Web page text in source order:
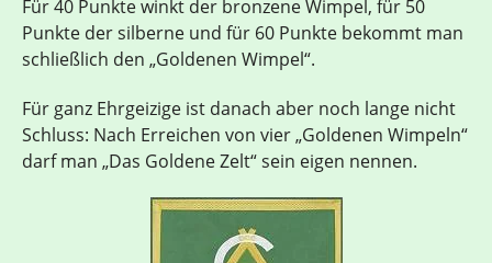
Für 40 Punkte winkt der bronzene Wimpel, für 50
Punkte der silberne und für 60 Punkte bekommt man
schließlich den „Goldenen Wimpel“.
Für ganz Ehrgeizige ist danach aber noch lange nicht
Schluss: Nach Erreichen von vier „Goldenen Wimpeln“
darf man „Das Goldene Zelt“ sein eigen nennen.